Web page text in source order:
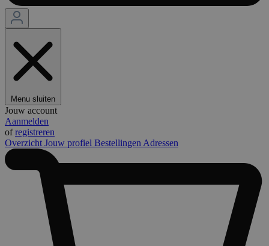
Menu sluiten
Jouw account
Aanmelden
ofregistreren
Overzicht Jouw profiel Bestellingen Adressen